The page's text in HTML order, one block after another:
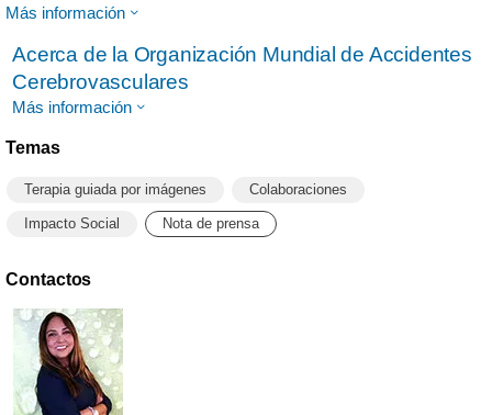
Más información
Acerca de la Organización Mundial de Accidentes
Cerebrovasculares
Más información
Temas
Terapia guiada por imágenes Colaboraciones
Impacto Social Nota de prensa
Contactos